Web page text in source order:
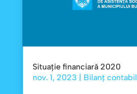
Situație financiară 2020
nov. 1, 2023
Bilanț contabil